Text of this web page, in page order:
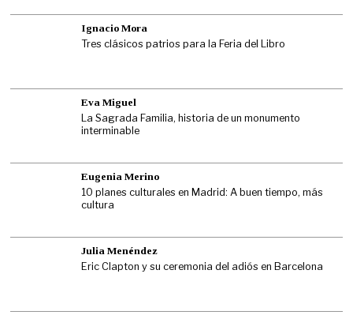
Ignacio Mora
Tres clásicos patrios para la Feria del Libro
Eva Miguel
La Sagrada Familia, historia de un monumento
interminable
Eugenia Merino
10 planes culturales en Madrid: A buen tiempo, más
cultura
Julia Menéndez
Eric Clapton y su ceremonia del adiós en Barcelona